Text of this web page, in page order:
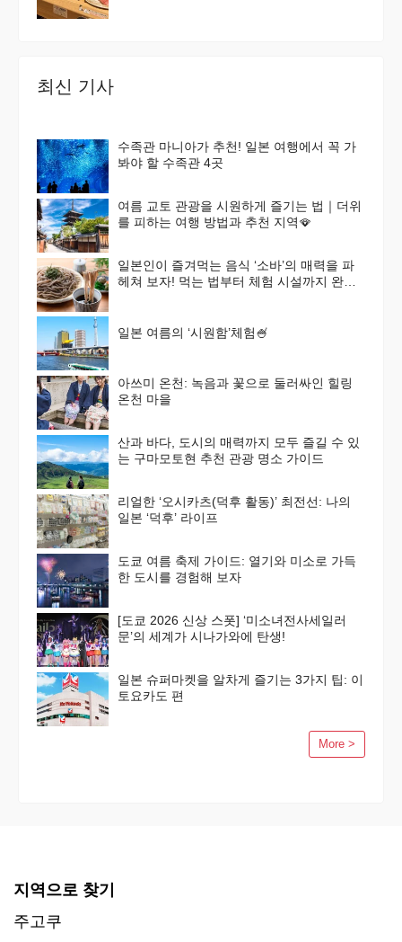
최신 기사
수족관 마니아가 추천! 일본 여행에서 꼭 가
봐야 할 수족관 4곳
여름 교토 관광을 시원하게 즐기는 법｜더위
를 피하는 여행 방법과 추천 지역🪭
일본인이 즐겨먹는 음식 ‘소바’의 매력을 파
헤쳐 보자! 먹는 법부터 체험 시설까지 완벽
일본 여름의 ‘시원함’체험🍧
아쓰미 온천: 녹음과 꽃으로 둘러싸인 힐링
온천 마을
산과 바다, 도시의 매력까지 모두 즐길 수 있
는 구마모토현 추천 관광 명소 가이드
리얼한 ‘오시카츠(덕후 활동)’ 최전선: 나의
일본 ‘덕후’ 라이프
도쿄 여름 축제 가이드: 열기와 미소로 가득
한 도시를 경험해 보자
[도쿄 2026 신상 스폿] ‘미소녀전사세일러
문’의 세계가 시나가와에 탄생!
일본 슈퍼마켓을 알차게 즐기는 3가지 팁: 이
토요카도 편
More >
지역으로 찾기
주고쿠